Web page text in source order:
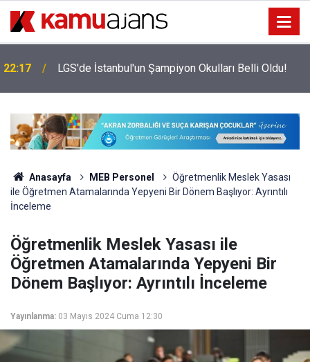
22:17 LGS'de İstanbul'un Şampiyon Okulları Belli Oldu!
Anasayfa MEB Personel
Öğretmenlik Meslek Yasası
ile Öğretmen Atamalarında Yepyeni Bir Dönem Başlıyor: Ayrıntılı
İnceleme
Öğretmenlik Meslek Yasası ile
Öğretmen Atamalarında Yepyeni Bir
Dönem Başlıyor: Ayrıntılı İnceleme
Yayınlanma: 03 Mayıs 2024 Cuma 12:30